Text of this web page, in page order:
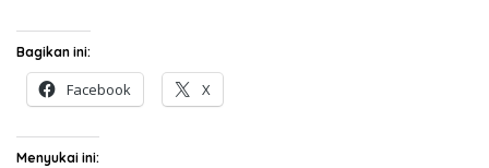
Bagikan ini:
Facebook X
Menyukai ini: